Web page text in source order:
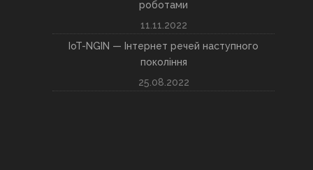
роботами
11.11.2022
IoT-NGIN — Інтернет речей наступного
покоління
25.08.2022